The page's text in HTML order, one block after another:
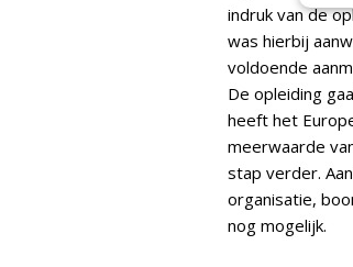
indruk van de
was hierbij
voldoende
De opleiding
heeft het
meerwaarde
stap verder.
organisatie,
nog mogelijk.